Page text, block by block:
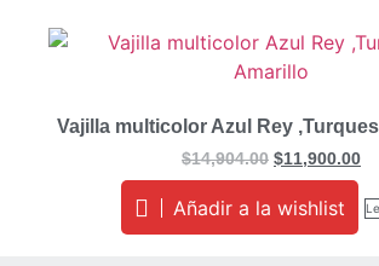
Vajilla multicolor Azul Rey
$14,904.00 $11,900.00
Añadir a la wishlist